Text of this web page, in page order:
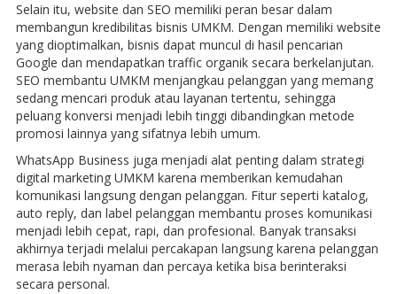
Selain itu, website dan SEO memiliki peran besar dalam
membangun kredibilitas bisnis UMKM. Dengan memiliki website
yang dioptimalkan, bisnis dapat muncul di hasil pencarian
Google dan mendapatkan traffic organik secara berkelanjutan.
SEO membantu UMKM menjangkau pelanggan yang memang
sedang mencari produk atau layanan tertentu, sehingga
peluang konversi menjadi lebih tinggi dibandingkan metode
promosi lainnya yang sifatnya lebih umum.
WhatsApp Business juga menjadi alat penting dalam strategi
digital marketing UMKM karena memberikan kemudahan
komunikasi langsung dengan pelanggan. Fitur seperti katalog,
auto reply, dan label pelanggan membantu proses komunikasi
menjadi lebih cepat, rapi, dan profesional. Banyak transaksi
akhirnya terjadi melalui percakapan langsung karena pelanggan
merasa lebih nyaman dan percaya ketika bisa berinteraksi
secara personal.